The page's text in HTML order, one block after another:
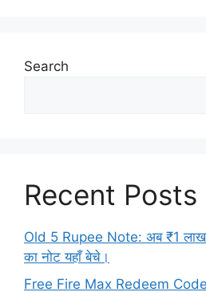
Search
Recent Posts
Old 5 Rupee Note: अब ₹1 लाख
का नोट यहाँ बेचे।
Free Fire Max Redeem